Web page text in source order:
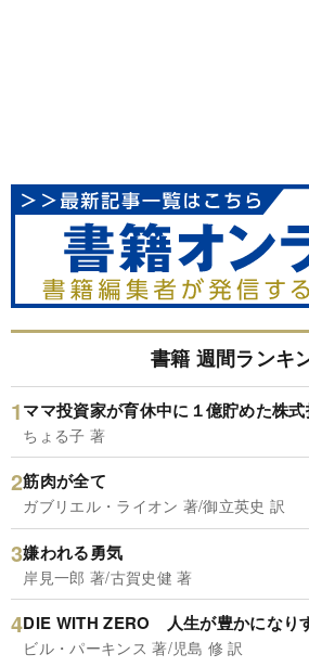
書籍 週間ランキ
ママ投資家が育休中に１億貯めた株
ちょる子 著
筋肉が全て
ガブリエル・ライオン 著/御立英史 訳
嫌われる勇気
岸見一郎 著/古賀史健 著
DIE WITH ZERO 人生が豊かになり
ビル・パーキンス 著/児島 修 訳